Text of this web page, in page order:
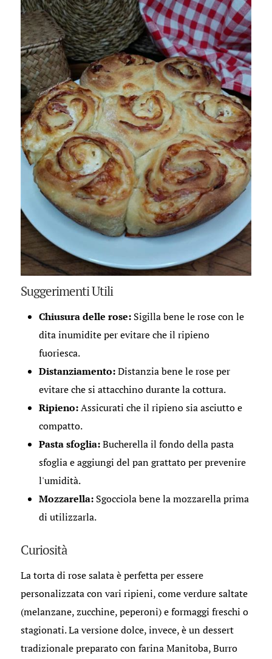
Suggerimenti Utili
Chiusura delle rose:Sigilla bene le rose con le
dita inumidite per evitare che il ripieno
fuoriesca.
Distanziamento:Distanzia bene le rose per
evitare che si attacchino durante la cottura.
Ripieno:Assicurati che il ripieno sia asciutto e
compatto.
Pasta sfoglia:Bucherella il fondo della pasta
sfoglia e aggiungi del pan grattato per prevenire
l'umidità.
Mozzarella:Sgocciola bene la mozzarella prima
di utilizzarla.
Curiosità
La torta di rose salata è perfetta per essere
personalizzata con vari ripieni, come verdure saltate
(melanzane, zucchine, peperoni) e formaggi freschi o
stagionati. La versione dolce, invece, è un dessert
tradizionale preparato con farina Manitoba, Burro